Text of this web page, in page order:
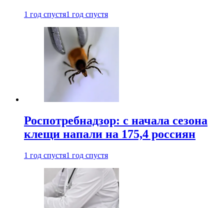
1 год спустя1 год спустя
Роспотребнадзор: с начала сезона
клещи напали на 175,4 россиян
1 год спустя1 год спустя